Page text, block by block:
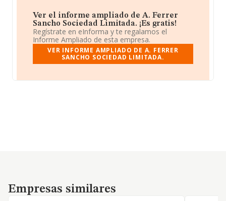
Ver el informe ampliado de A. Ferrer
Sancho Sociedad Limitada. ¡Es gratis!
Regístrate en eInforma y te regalamos el
Informe Ampliado de esta empresa.
VER INFORME AMPLIADO DE A. FERRER
SANCHO SOCIEDAD LIMITADA.
Empresas similares
Empresas similares